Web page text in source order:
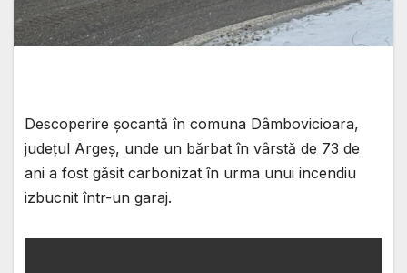
Descoperire șocantă în comuna Dâmbovicioara,
județul Argeș, unde un bărbat în vârstă de 73 de
ani a fost găsit carbonizat în urma unui incendiu
izbucnit într-un garaj.